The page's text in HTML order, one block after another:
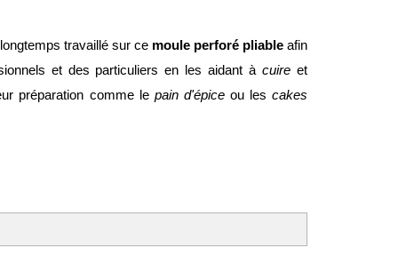
travaillé sur ce moule perforé pliable afin
et des particuliers en les aidant àcuire et
préparation comme le pain d'épiceou lescakes